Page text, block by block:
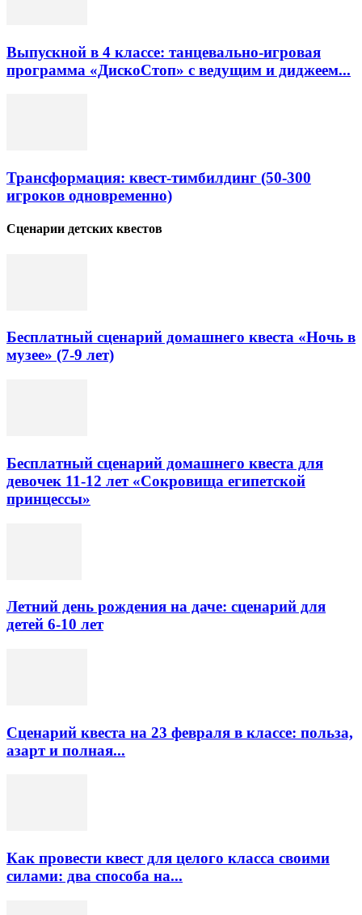
Выпускной в 4 классе: танцевально-игровая
программа «ДискоСтоп» с ведущим и диджеем...
Трансформация: квест-тимбилдинг (50-300
игроков одновременно)
Сценарии детских квестов
Бесплатный сценарий домашнего квеста «Ночь в
музее» (7-9 лет)
Бесплатный сценарий домашнего квеста для
девочек 11-12 лет «Сокровища египетской
принцессы»
Летний день рождения на даче: сценарий для
детей 6-10 лет
Сценарий квеста на 23 февраля в классе: польза,
азарт и полная...
Как провести квест для целого класса своими
силами: два способа на...